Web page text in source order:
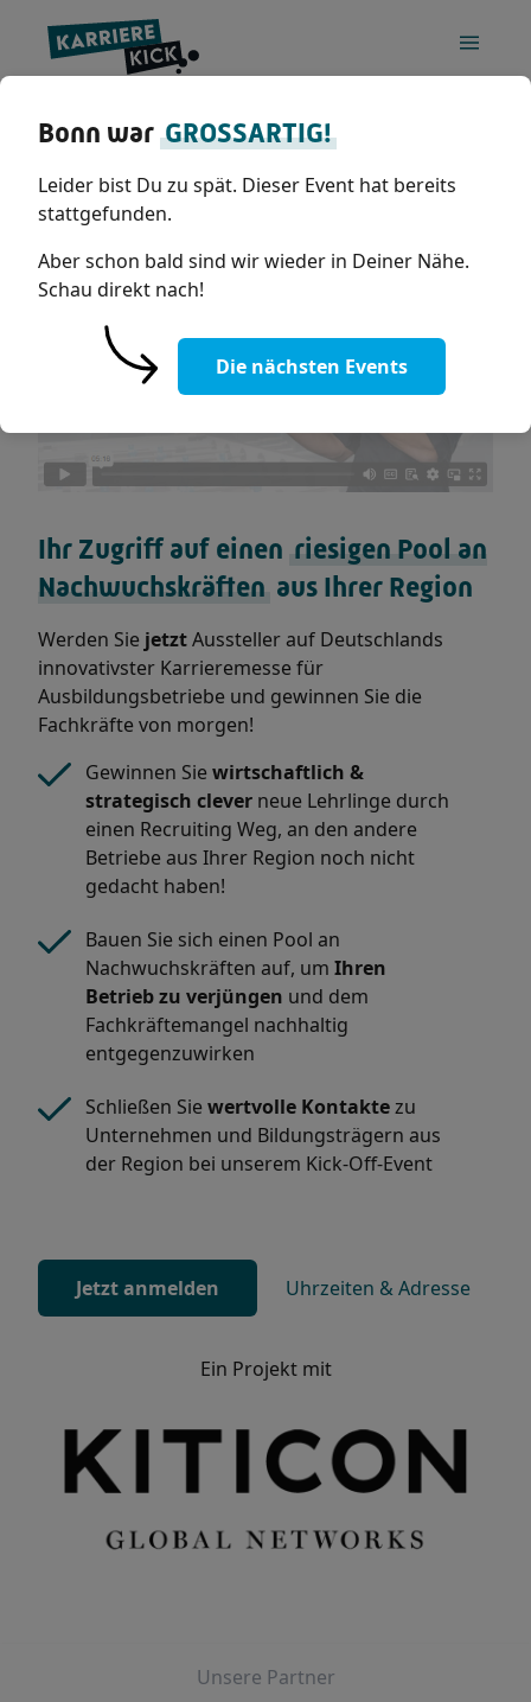
Bonn war GROSSARTIG!
Leider bist Du zu spät. Dieser Event hat bereits
stattgefunden.
Aber schon bald sind wir wieder in Deiner Nähe.
Schau direkt nach!
Die nächsten Events
Bitte Cookies akzeptieren
um diesen Inhalt
anzusehen.
Ihr Zugriff auf einen riesigen Pool an
Nachwuchskräften aus Ihrer Region
Werden Sie jetztAussteller auf Deutschlands
innovativster Karrieremesse für
Ausbildungsbetriebe und gewinnen Sie die
Fachkräfte von morgen!
Gewinnen Sie wirtschaftlich &
strategisch clever neue Lehrlinge durch
einen Recruiting Weg, an den andere
Betriebe aus Ihrer Region noch nicht
gedacht haben!
Bauen Sie sich einen Pool an
Nachwuchskräften auf, um Ihren
Betrieb zu verjüngen und dem
Fachkräftemangel nachhaltig
entgegenzuwirken
Schließen Sie wertvolle Kontaktezu
Unternehmen und Bildungsträgern aus
der Region bei unserem Kick-Off-Event
Jetzt anmelden Uhrzeiten & Adresse
Ein Projekt mit
Unsere Partner